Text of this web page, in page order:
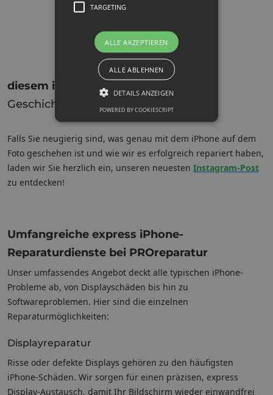
diesem iPhone passiert?
Geschichte auf Instagram!
Falls Sie neugierig sind, was genau mit dem iPhone auf dem
Foto geschehen ist und wie wir es erfolgreich repariert haben,
laden wir Sie herzlich ein, unseren neuesten Instagram-Post
zu entdecken!
Umfangreiche express iPhone-
Reparaturdienste bei PROreparatur
Unser umfassendes Angebot deckt alle typischen iPhone-
Probleme ab, von Displayschäden bis hin zu
Softwareproblemen. Hier sind die einzelnen
Reparaturmöglichkeiten:
Displayreparatur
Risse oder defekte Displays gehören zu den häufigsten
iPhone-Schäden. Wir sorgen für einen präzisen, express
Display-Austausch, damit Ihr Bildschirm wieder einwandfrei
TARGETING
ALLE AKZEPTIEREN
ALLE ABLEHNEN
DETAILS ANZEIGEN
POWERED BY COOKIESCRIPT